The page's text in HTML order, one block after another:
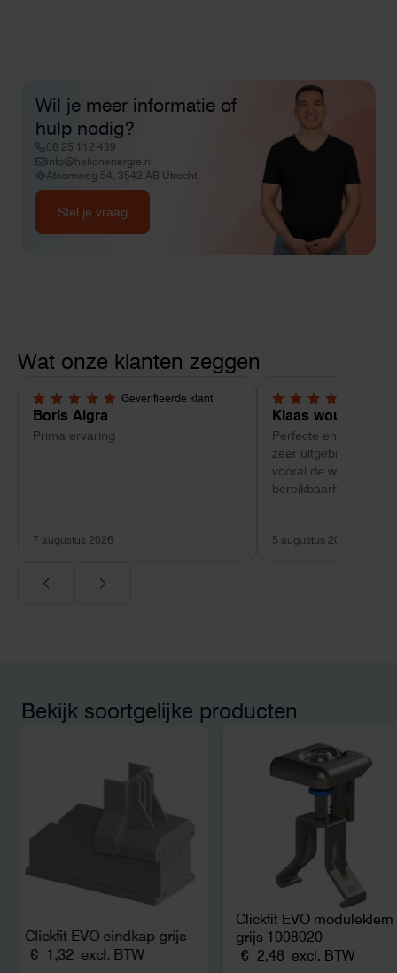
Wil je meer informatie of
hulp nodig?
06 25 112 439
info@helionenergie.nl
Atoomweg 54, 3542 AB Utrecht
Stel je vraag
Wat onze klanten zeggen
Geverifieerde klant
5,0 van 5 sterren
Boris Algra
Prima ervaring
7 augustus 2026
5,0 van 5 sterren
Klaas wouterlood
Perfecte en complete
zeer uitgebreide
vooral de waanzinnig
bereikbaarheid en
5 augustus 2026
Bekijk soortgelijke producten
Clickfit EVO eindkap grijs
€ 1,32 excl. BTW
Clickfit EVO moduleklem
grijs 1008020
€ 2,48 excl. BTW